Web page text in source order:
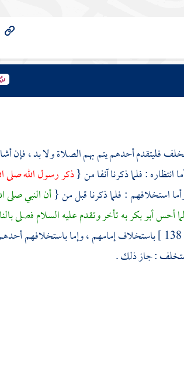
فليتقدم أحدهم يتم بهم الصلاة ولا بد ، فإن
: فلما ذكرنا آنفا من {ذكر رسول الله صلى
استخلافهم : فلما ذكرنا قبل من {أن النبي صلى
أحسأبو بكربه تأخر وتقدم عليه السلام فصلى
باستخلاف إمامهم ، وإما باستخلافهم
: جاز ذلك .